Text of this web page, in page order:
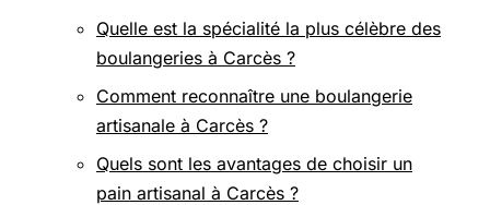
Quelle est la spécialité la plus célèbre des
boulangeries à Carcès ?
Comment reconnaître une boulangerie
artisanale à Carcès ?
Quels sont les avantages de choisir un
pain artisanal à Carcès ?